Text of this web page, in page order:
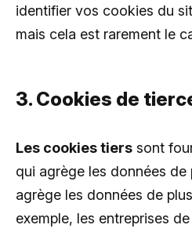
identifier vos cookies du
mais cela est rarement le
3. Cookies de
Les cookies tiers sont
qui agrège les données de
agrège les données de
exemple, les entreprises